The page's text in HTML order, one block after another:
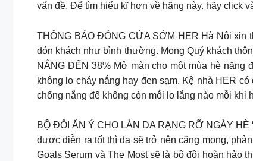
vấn đề. Để tìm hiểu kĩ hơn về hãng này. hãy click
THÔNG BÁO ĐÓNG CỬA SỚM HER Hà Nội xin
đón khách như bình thường. Mong Quý khách
NẮNG ĐẾN 38% Mở màn cho một mùa hè năng
không lo cháy nắng hay đen sạm. Kệ nhà HER
chống nắng để không còn mỗi lo lắng nào mỗi
BỘ ĐÔI ĂN Ý CHO LÀN DA RẠNG RỠ NGÀY
được diễn ra tốt thì da sẽ trở nên căng mọng,
Goals Serum và The Most sẽ là bộ đôi hoàn hảo